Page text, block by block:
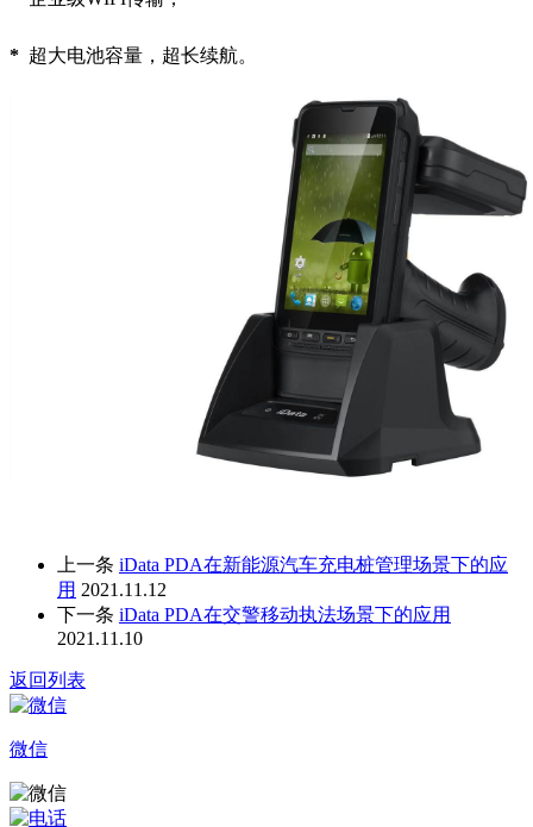
* 超大电池容量，超长续航。
上一条 iData PDA在新能源汽车充电桩管理场景下的应
用 2021.11.12
下一条 iData PDA在交警移动执法场景下的应用
2021.11.10
返回列表
微信